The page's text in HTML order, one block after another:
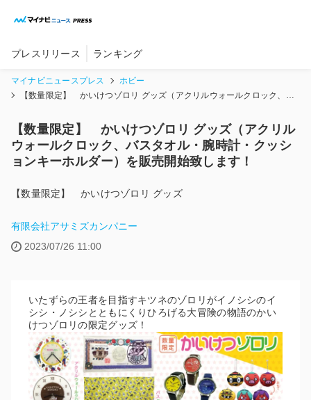
プレスリリース ランキング
マイナビニュースプレス
ホビー
【数量限定】 かいけつゾロリ グッズ（アクリルウォールクロック、バ
【数量限定】 かいけつゾロリ グッズ（アクリル
ウォールクロック、バスタオル・腕時計・クッシ
ョンキーホルダー）を販売開始致します！
【数量限定】 かいけつゾロリ グッズ
有限会社アサミズカンパニー
2023/07/26 11:00
いたずらの王者を目指すキツネのゾロリがイノシシのイ
シシ・ノシシとともにくりひろげる大冒険の物語のかい
けつゾロリの限定グッズ！